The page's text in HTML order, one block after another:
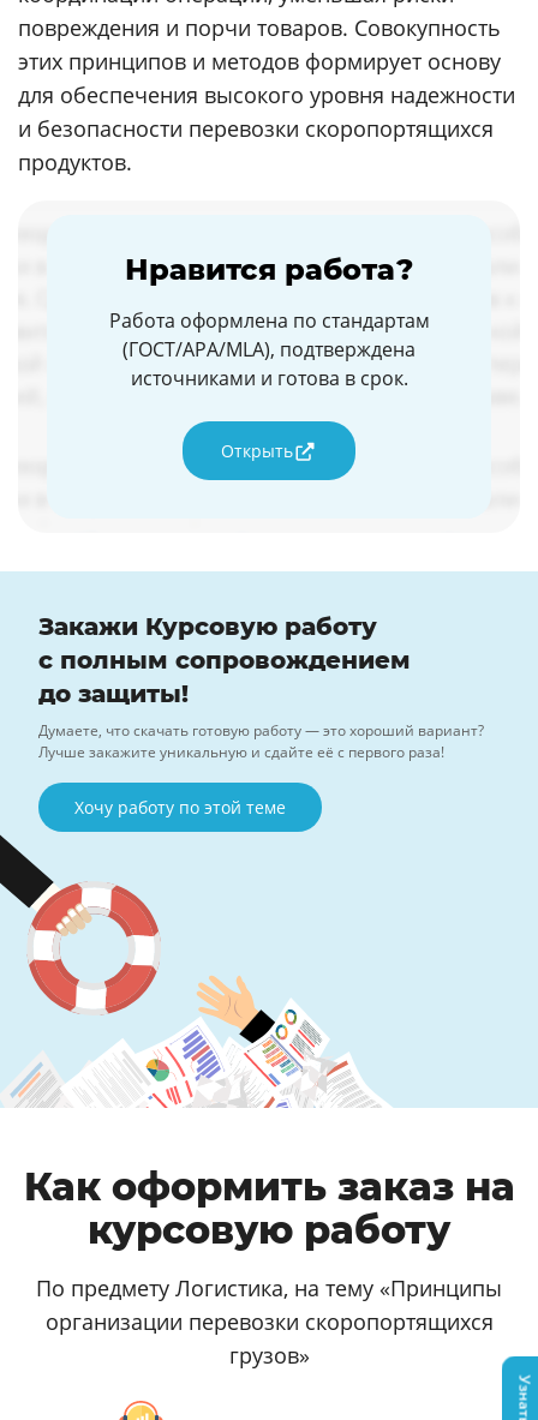
повреждения и порчи товаров. Совокупность
этих принципов и методов формирует основу
для обеспечения высокого уровня надежности
и безопасности перевозки скоропортящихся
продуктов.
Нравится работа?
Работа оформлена по стандартам
(ГОСТ/APA/MLA), подтверждена
источниками и готова в срок.
Открыть
Закажи Курсовую работу
с полным сопровождением
до защиты!
Думаете, что скачать готовую работу — это хороший вариант?
Лучше закажите уникальную и сдайте её с первого раза!
Хочу работу по этой теме
Как оформить заказ на
курсовую работу
По предмету Логистика, на тему «Принципы
организации перевозки скоропортящихся
грузов»